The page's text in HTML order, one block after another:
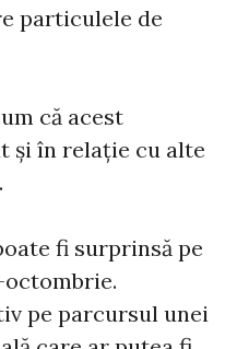
particulele de
că acest
și în relație cu alte
fi surprinsă pe
pe parcursul unei